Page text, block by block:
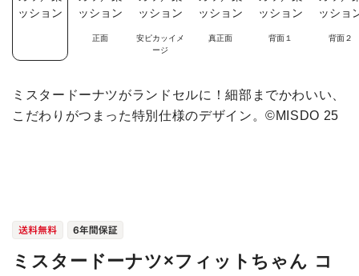
正面
安ピカッイメ
ージ
真正面 背面１ 背面２
ミスタードーナツがランドセルに！細部までかわいい、
こだわりがつまった特別仕様のデザイン。©MISDO 25
ミスタードーナツ×フィットちゃん コ